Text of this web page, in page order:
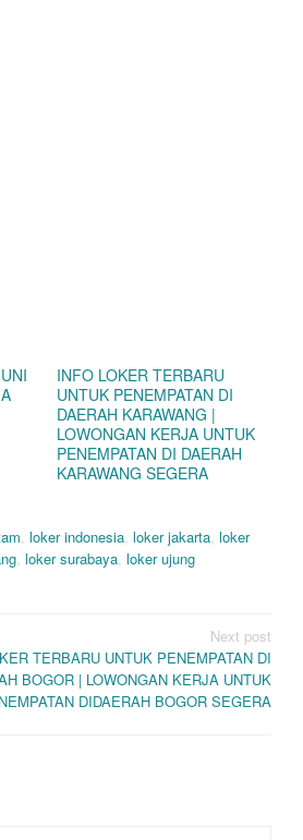
INFO LOKER TERBARU
UNTUK PENEMPATAN DI
DAERAH KARAWANG |
LOWONGAN KERJA UNTUK
PENEMPATAN DI DAERAH
KARAWANG SEGERA
, loker indonesia, loker jakarta, loker
, loker surabaya, loker ujung
Next post
TERBARU UNTUK PENEMPATAN DI
BOGOR | LOWONGAN KERJA UNTUK
DIDAERAH BOGOR SEGERA